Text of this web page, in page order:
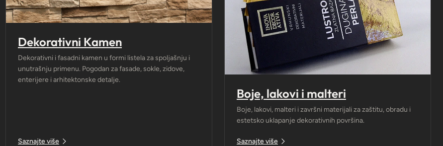
Dekorativni Kamen
Dekorativni i fasadni kamen u formi listela za spoljašnju i
unutrašnju primenu. Pogodan za fasade, sokle, zidove,
enterijere i arhitektonske detalje.
Saznajte više
Boje, lakovi i malteri
Boje, lakovi, malteri i završni materijali za zaštitu, obradu i
estetsko uklapanje dekorativnih površina.
Saznajte više